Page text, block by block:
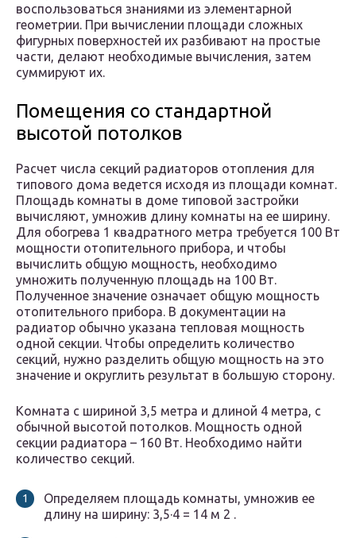
воспользоваться знаниями из элементарной
геометрии. При вычислении площади сложных
фигурных поверхностей их разбивают на простые
части, делают необходимые вычисления, затем
суммируют их.
Помещения со стандартной
высотой потолков
Расчет числа секций радиаторов отопления для
типового дома ведется исходя из площади комнат.
Площадь комнаты в доме типовой застройки
вычисляют, умножив длину комнаты на ее ширину.
Для обогрева 1 квадратного метра требуется 100 Вт
мощности отопительного прибора, и чтобы
вычислить общую мощность, необходимо
умножить полученную площадь на 100 Вт.
Полученное значение означает общую мощность
отопительного прибора. В документации на
радиатор обычно указана тепловая мощность
одной секции. Чтобы определить количество
секций, нужно разделить общую мощность на это
значение и округлить результат в большую сторону.
Комната с шириной 3,5 метра и длиной 4 метра, с
обычной высотой потолков. Мощность одной
секции радиатора – 160 Вт. Необходимо найти
количество секций.
Определяем площадь комнаты, умножив ее
длину на ширину: 3,5·4 = 14 м 2 .